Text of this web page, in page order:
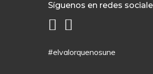
Síguenos en redes
#elvalorquenosune